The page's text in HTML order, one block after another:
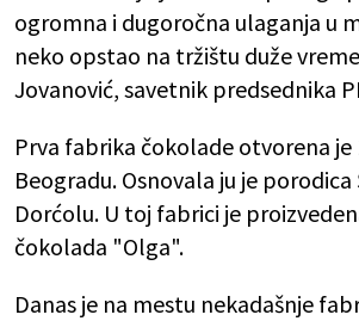
ogromna i dugoročna ulaganja u
neko opstao na tržištu duže
Jovanović, savetnik predsednika
Prva fabrika čokolade otvorena je
Beogradu. Osnovala ju je porodica
Dorćolu. U toj fabrici je
čokolada "Olga".
Danas je na mestu nekadašnje